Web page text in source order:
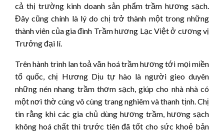
cả thị trường kinh doanh sản phẩm trầm hương sạch.
Đây cũng chính là lý do chị trở thành một trong những
thành viên của gia đình Trầm hương Lạc Việt ở cương vị
Trưởng đại lí.
Trên hành trình lan toả văn hoá trầm hương tới mọi miền
tổ quốc, chị Hương Dịu tự hào là người gieo duyên
những nén nhang trầm thơm sạch, giúp cho nhà nhà có
một nơi thờ cúng vô cùng trang nghiêm và thanh tịnh. Chị
tin rằng khi các gia chủ dùng hương trầm, hương sạch
không hoá chất thì trước tiên đã tốt cho sức khoẻ bản